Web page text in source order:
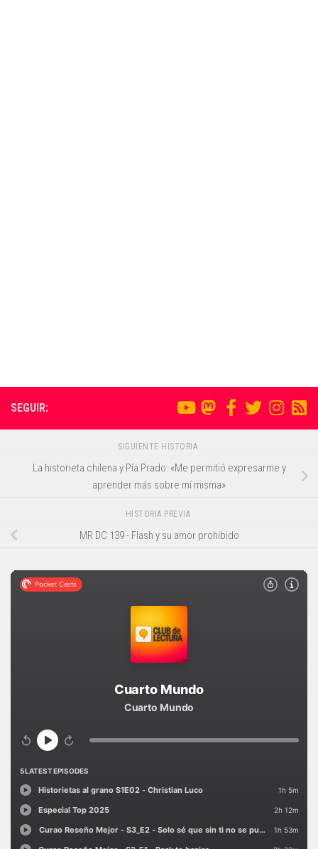
SEGUIR:
SIGUIENTE HISTORIA
La historieta chilena y Pía Prado: «Me permitió expresarme y
aprender más sobre mí misma»
HISTORIA PREVIA
MR DC 139 - Flash y su amor prohibido